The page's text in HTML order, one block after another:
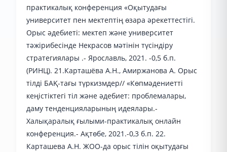
практикалық конференция «Оқытудағы
университет пен мектептің өзара әрекеттестігі.
Орыс әдебиеті: мектеп және университет
тәжірибесінде Некрасов мәтінін түсіндіру
стратегиялары .- Ярославль, 2021. -0,5 б.п.
(РИНЦ). 21.Карташёва А.Н., Амиржанова А. Орыс
тілді БАҚ-тағы түркизмдер// «Көпмәдениетті
кеңістіктегі тіл және әдебиет: проблемалары,
даму тенденцияларының идеялары.-
Халықаралық ғылыми-практикалық онлайн
конференция.- Ақтөбе, 2021.-0,3 б.п. 22.
Карташева А.Н. ЖОО-да орыс тілін оқытудағы